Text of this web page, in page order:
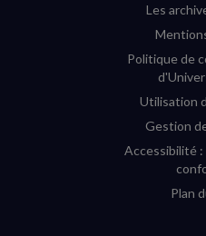
Les
Politique de
Utilisation
Gestion
Accessibilité
Plan